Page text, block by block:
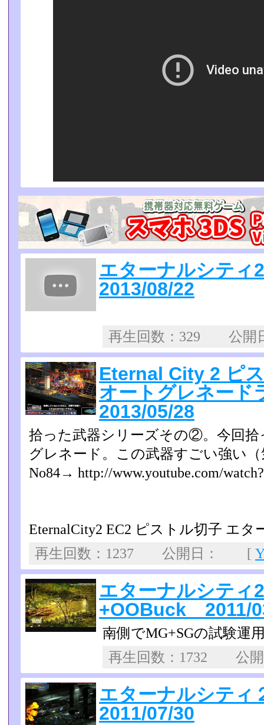
エターナルシテ
2013/08/22
再生回数：329 公
Eternal City 2 ピ
オートグレネー
2013/05/28
拾った武器シリーズその②。今回
グレネード。この武器すご­い強い
No84→ http://www.youtube.com/
EternalCity2 EC2 ピストル切子 エタ
再生回数：1237 公開日： [
エターナルシテ
+OOBuck 2011/
南側でMG+SGの試験運
再生回数：1732
エターナルシテ
2011/07/30